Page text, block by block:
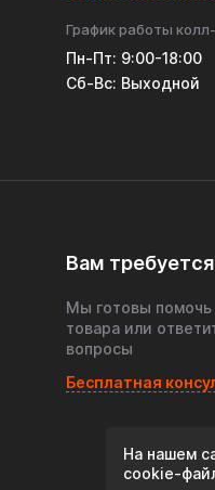
График работы
Пн-Пт: 9:00-18:00
Cб-Вс: Выходной
Вам
Мы готовы
товара или
вопросы
Бесплатная
На нашем